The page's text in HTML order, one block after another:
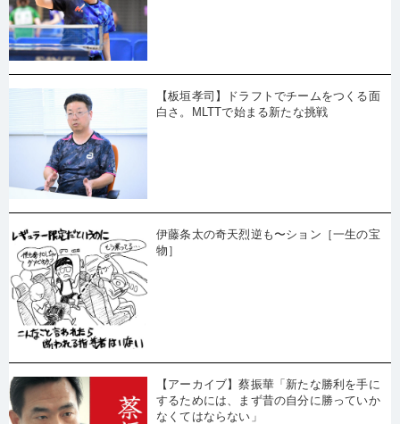
【板垣孝司】ドラフトでチームをつくる面
白さ。MLTTで始まる新たな挑戦
伊藤条太の奇天烈逆も〜ション［一生の宝
物］
【アーカイブ】蔡振華「新たな勝利を手に
するためには、まず昔の自分に勝っていか
なくてはならない」